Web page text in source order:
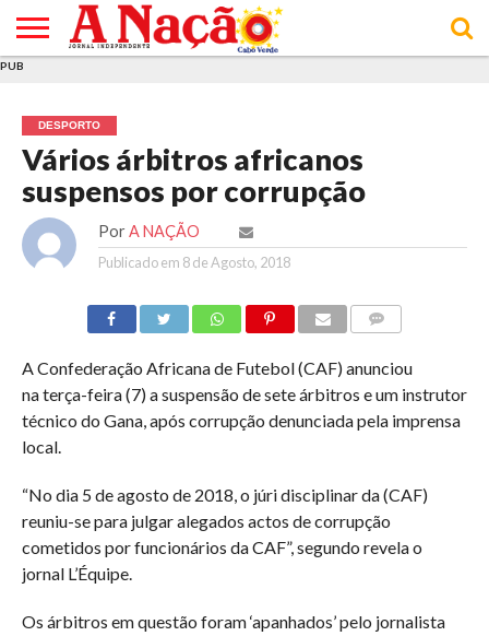
E DE
COOKIES
DE
UTILIZAÇÃO
PUB
DESPORTO
Vários árbitros africanos
suspensos por corrupção
Por A NAÇÃO
Publicado em 8 de Agosto, 2018
A Confederação Africana de Futebol (CAF) anunciou
na terça-feira (7) a suspensão de sete árbitros e um instrutor
técnico do Gana, após corrupção denunciada pela imprensa
local.
“No dia 5 de agosto de 2018, o júri disciplinar da (CAF)
reuniu-se para julgar alegados actos de corrupção
cometidos por funcionários da CAF”, segundo revela o
jornal L’Équipe.
Os árbitros em questão foram ‘apanhados’ pelo jornalista